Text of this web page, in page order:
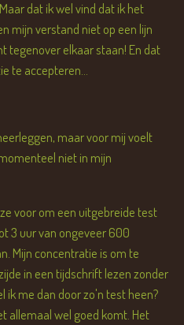
dat ik wel vind dat ik het
mijn verstand niet op een lijn
tegenover elkaar staan! En dat
te accepteren...
maar voor mij voelt
niet in mijn
voor om een uitgebreide test
3 uur van ongeveer 600
Mijn concentratie is om te
in een tijdschrift lezen zonder
ik me dan door zo'n test heen?
allemaal wel goed komt. Het